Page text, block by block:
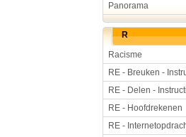
Panorama
R
Racisme
RE - Breuken -
RE - Delen -
RE - Hoofdrekenen
RE -